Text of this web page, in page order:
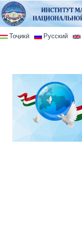
Skip to main content
Тоҷикӣ Русский